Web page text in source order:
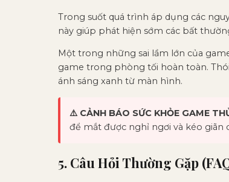
Trong suốt quá trình áp dụng các
này giúp phát hiện sớm các bất
Một trong những sai lầm lớn của
game trong phòng tối hoàn toàn.
ánh sáng xanh từ màn hình.
⚠️ CẢNH BÁO SỨC KHỎE GAME
để mắt được nghỉ ngơi và kéo giãn
5. Câu Hỏi Thường Gặp